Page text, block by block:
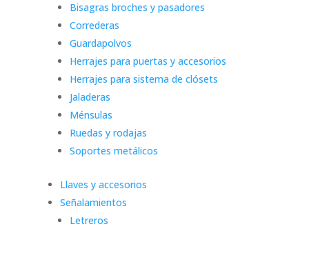
Bisagras broches y pasadores
Correderas
Guardapolvos
Herrajes para puertas y accesorios
Herrajes para sistema de clósets
Jaladeras
Ménsulas
Ruedas y rodajas
Soportes metálicos
Llaves y accesorios
Señalamientos
Letreros